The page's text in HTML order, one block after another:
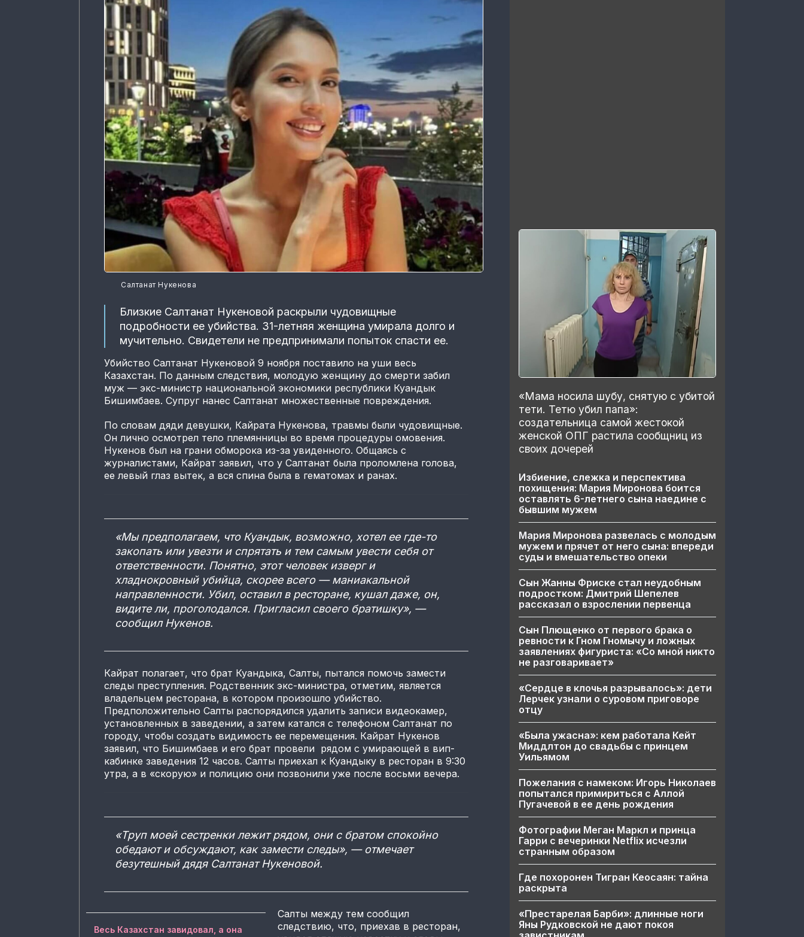
Салтанат Нукенова
Близкие Салтанат Нукеновой раскрыли чудовищные
подробности ее убийства. 31-летняя женщина умирала долго и
мучительно. Свидетели не предпринимали попыток спасти ее.
Убийство Салтанат Нукеновой 9 ноября поставило на уши весь
Казахстан. По данным следствия, молодую женщину до смерти забил
муж — экс-министр национальной экономики республики Куандык
Бишимбаев. Супруг нанес Салтанат множественные повреждения.
По словам дяди девушки, Кайрата Нукенова, травмы были чудовищные.
Он лично осмотрел тело племянницы во время процедуры омовения.
Нукенов был на грани обморока из-за увиденного. Общаясь с
журналистами, Кайрат заявил, что у Салтанат была проломлена голова,
ее левый глаз вытек, а вся спина была в гематомах и ранах.
«Мы предполагаем, что Куандык, возможно, хотел ее где-то
закопать или увезти и спрятать и тем самым увести себя от
ответственности. Понятно, этот человек изверг и
хладнокровный убийца, скорее всего — маниакальной
направленности. Убил, оставил в ресторане, кушал даже, он,
видите ли, проголодался. Пригласил своего братишку», —
сообщил Нукенов.
Кайрат полагает, что брат Куандыка, Салты, пытался помочь замести
следы преступления. Родственник экс-министра, отметим, является
владельцем ресторана, в котором произошло убийство.
Предположительно Салты распорядился удалить записи видеокамер,
установленных в заведении, а затем катался с телефоном Салтанат по
городу, чтобы создать видимость ее перемещения. Кайрат Нукенов
заявил, что Бишимбаев и его брат провели рядом с умирающей в вип-
кабинке заведения 12 часов. Салты приехал к Куандыку в ресторан в 9:30
утра, а в «скорую» и полицию они позвонили уже после восьми вечера.
«Труп моей сестренки лежит рядом, они с братом спокойно
обедают и обсуждают, как замести следы», — отмечает
безутешный дядя Салтанат Нукеновой.
Весь Казахстан завидовал, а она
Салты между тем сообщил
следствию, что, приехав в ресторан,
«Мама носила шубу, снятую с убитой
тети. Тетю убил папа»:
создательница самой жестокой
женской ОПГ растила сообщниц из
своих дочерей
Избиение, слежка и перспектива
похищения: Мария Миронова боится
оставлять 6-летнего сына наедине с
бывшим мужем
Мария Миронова развелась с молодым
мужем и прячет от него сына: впереди
суды и вмешательство опеки
Сын Жанны Фриске стал неудобным
подростком: Дмитрий Шепелев
рассказал о взрослении первенца
Сын Плющенко от первого брака о
ревности к Гном Гномычу и ложных
заявлениях фигуриста: «Со мной никто
не разговаривает»
«Сердце в клочья разрывалось»: дети
Лерчек узнали о суровом приговоре
отцу
«Была ужасна»: кем работала Кейт
Миддлтон до свадьбы с принцем
Уильямом
Пожелания с намеком: Игорь Николаев
попытался примириться с Аллой
Пугачевой в ее день рождения
Фотографии Меган Маркл и принца
Гарри с вечеринки Netflix исчезли
странным образом
Где похоронен Тигран Кеосаян: тайна
раскрыта
«Престарелая Барби»: длинные ноги
Яны Рудковской не дают покоя